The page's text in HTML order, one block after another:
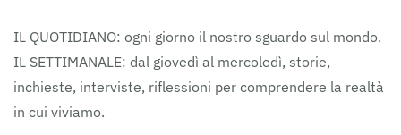
IL QUOTIDIANO: ogni giorno il nostro sguardo sul mondo.
IL SETTIMANALE: dal giovedì al mercoledì, storie,
inchieste, interviste, riflessioni per comprendere la realtà
in cui viviamo.